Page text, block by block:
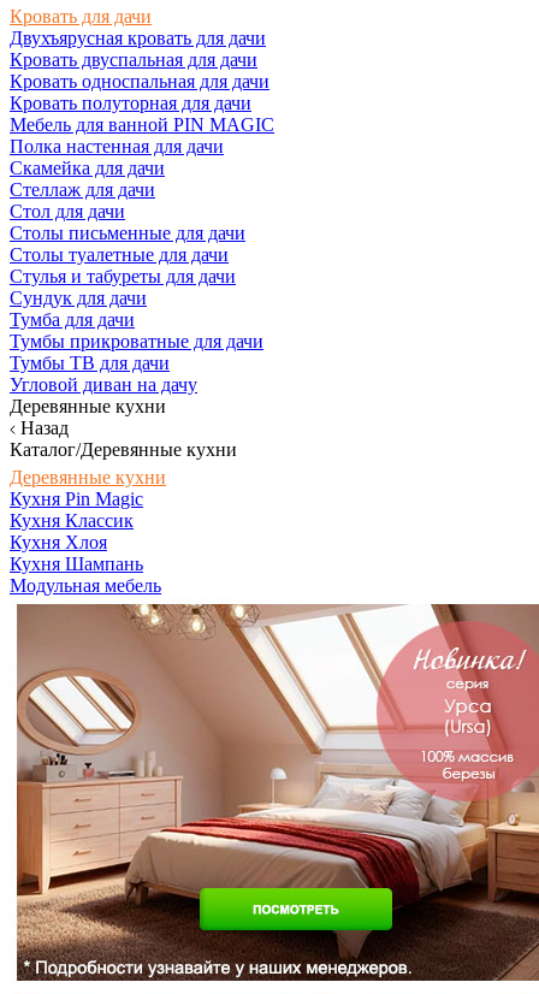
Кровать для дачи
Двухъярусная кровать для дачи
Кровать двуспальная для дачи
Кровать односпальная для дачи
Кровать полуторная для дачи
Мебель для ванной PIN MAGIC
Полка настенная для дачи
Скамейка для дачи
Стеллаж для дачи
Стол для дачи
Столы письменные для дачи
Столы туалетные для дачи
Стулья и табуреты для дачи
Сундук для дачи
Тумба для дачи
Тумбы прикроватные для дачи
Тумбы ТВ для дачи
Угловой диван на дачу
Деревянные кухни
Назад
Каталог/Деревянные кухни
Деревянные кухни
Кухня Pin Magic
Кухня Классик
Кухня Хлоя
Кухня Шампань
Модульная мебель